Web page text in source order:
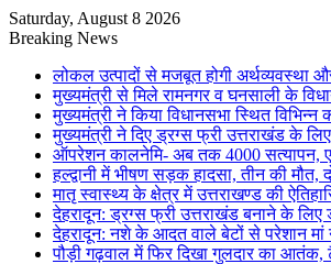
Saturday, August 8 2026
Breaking News
लोकल उत्पादों से मजबूत होगी अर्थव्यवस्था
मुख्यमंत्री से मिले रामनगर व घनसाली के
मुख्यमंत्री ने किया विधानसभा स्थित विभिन्न
मुख्यमंत्री ने दिए ड्रग्स फ्री उत्तराखंड के
ऑपरेशन कालनेमि- अब तक 4000 सत्यापन,
हल्द्वानी में भीषण सड़क हादसा, तीन की मौत,
मातृ स्वास्थ्य के क्षेत्र में उत्तराखण्ड की
देहरादून: ड्रग्स फ्री उत्तराखंड बनाने के
देहरादून: नशे के आदत वाले बेटों से परेशान
पौड़ी गढ़वाल में फिर दिखा गुलदार का